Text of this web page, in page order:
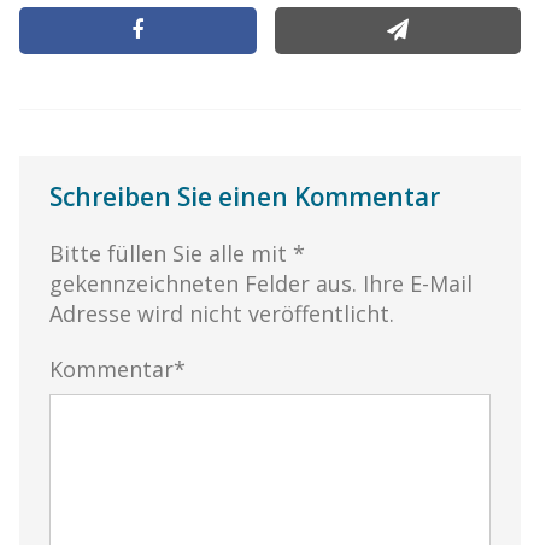
Schreiben Sie einen Kommentar
Bitte füllen Sie alle mit *
gekennzeichneten Felder aus. Ihre E-Mail
Adresse wird nicht veröffentlicht.
Kommentar*